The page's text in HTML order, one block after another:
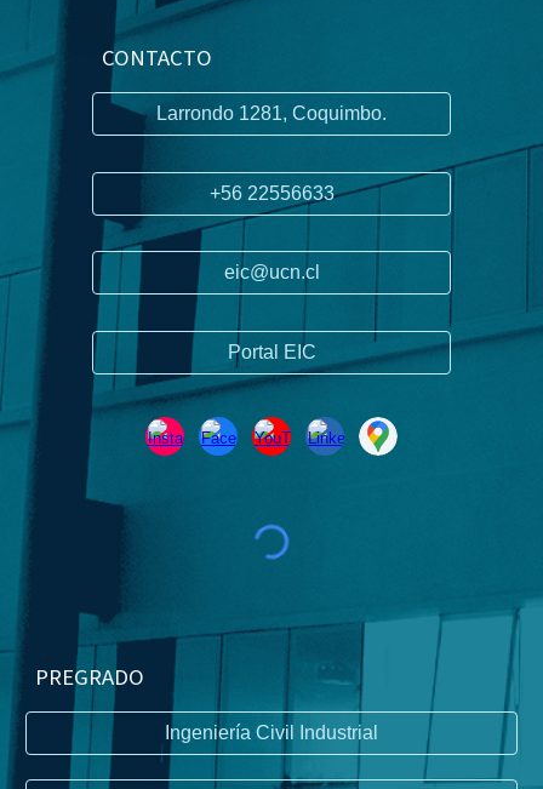
CONTACTO
Larrondo 1281, Coquimbo.
+56 22556633
eic@ucn.cl
Portal EIC
PREGRADO
Ingeniería Civil Industrial